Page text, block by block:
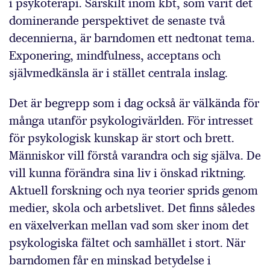
i psykoterapi. Särskilt inom kbt, som varit det
dominerande perspektivet de senaste två
decennierna, är barndomen ett nedtonat tema.
Exponering, mindfulness, acceptans och
självmedkänsla är i stället centrala inslag.
Det är begrepp som i dag också är välkända för
många utanför psykologivärlden. För intresset
för psykologisk kunskap är stort och brett.
Människor vill förstå varandra och sig själva. De
vill kunna förändra sina liv i önskad riktning.
Aktuell forskning och nya teorier sprids genom
medier, skola och arbetslivet. Det finns således
en växelverkan mellan vad som sker inom det
psykologiska fältet och samhället i stort. När
barndomen får en minskad betydelse i